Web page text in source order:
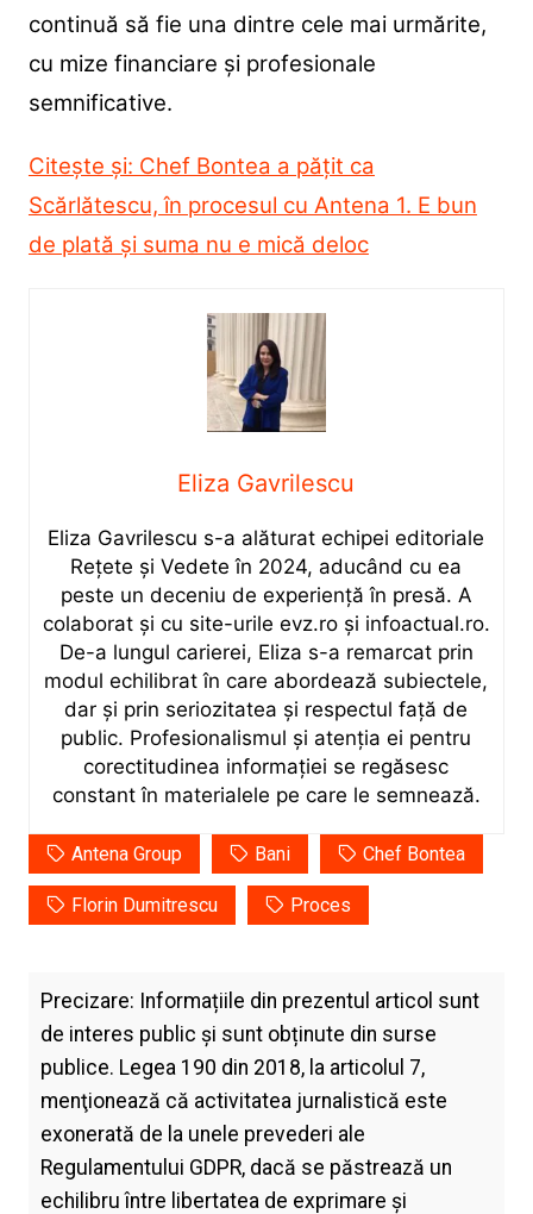
continuă să fie una dintre cele mai urmărite,
cu mize financiare și profesionale
semnificative.
Citește și: Chef Bontea a pățit ca
Scărlătescu, în procesul cu Antena 1. E bun
de plată și suma nu e mică deloc
Eliza Gavrilescu
Eliza Gavrilescu s-a alăturat echipei editoriale
Rețete şi Vedete în 2024, aducând cu ea
peste un deceniu de experiență în presă. A
colaborat și cu site-urile evz.ro și infoactual.ro.
De-a lungul carierei, Eliza s-a remarcat prin
modul echilibrat în care abordează subiectele,
dar și prin seriozitatea și respectul față de
public. Profesionalismul și atenția ei pentru
corectitudinea informației se regăsesc
constant în materialele pe care le semnează.
Antena Group Bani Chef Bontea
Florin Dumitrescu Proces
Precizare: Informațiile din prezentul articol sunt
de interes public și sunt obținute din surse
publice. Legea 190 din 2018, la articolul 7,
menţionează că activitatea jurnalistică este
exonerată de la unele prevederi ale
Regulamentului GDPR, dacă se păstrează un
echilibru între libertatea de exprimare şi